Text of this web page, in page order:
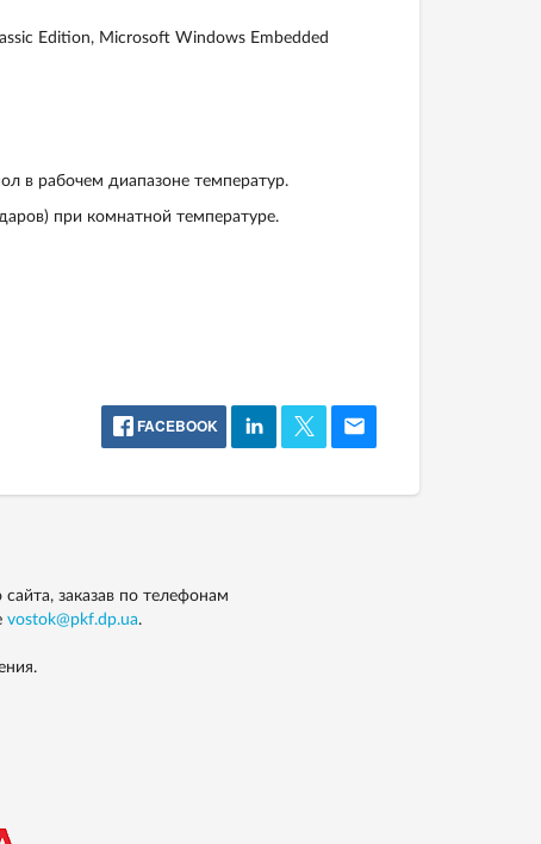
Edition, Microsoft Windows Embedded
в рабочем диапазоне температур.
при комнатной температуре.
FACEBOOK
заказав по телефонам
vostok@pkf.dp.ua.